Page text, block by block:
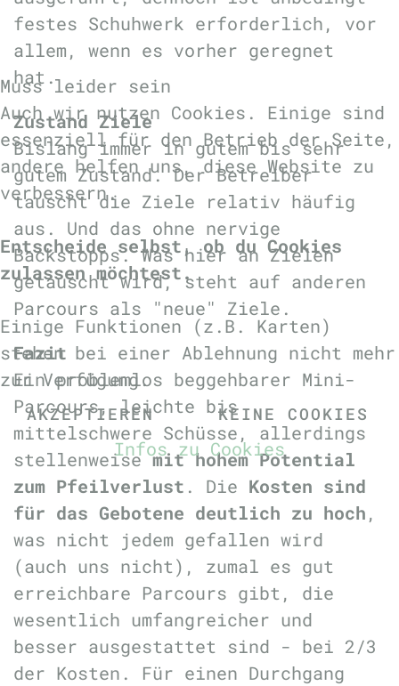
festes Schuhwerk erforderlich, vor
allem, wenn es vorher geregnet
hat.
Zustand Ziele
Bislang immer in gutem bis sehr
gutem Zustand. Der Betreiber
tauscht die Ziele relativ häufig
aus. Und das ohne nervige
Backstopps. Was hier an Zielen
getauscht wird, steht auf anderen
Parcours als "neue" Ziele.
Fazit
Ein problemlos beggehbarer Mini-
Parcours, leichte bis
mittelschwere Schüsse, allerdings
stellenweisemit hohem Potential
zum Pfeilverlust . Die Kosten sind
für das Gebotene deutlich zu hoch,
was nicht jedem gefallen wird
(auch uns nicht), zumal es gut
erreichbare Parcours gibt, die
wesentlich umfangreicher und
besser ausgestattet sind - bei 2/3
der Kosten. Für einen Durchgang
Muss leider sein
Auch wir nutzen Cookies. Einige sind
essenziell für den Betrieb der Seite,
andere helfen uns, diese Website zu
verbessern.
Entscheide selbst, ob du Cookies
zulassen möchtest.
Einige Funktionen (z.B. Karten)
stehen bei einer Ablehnung nicht mehr
zur Verfügung.
AKZEPTIEREN KEINE COOKIES
Infos zu Cookies